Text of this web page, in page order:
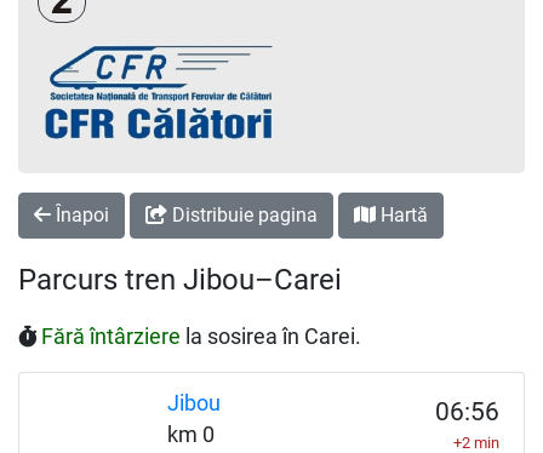
Înapoi Distribuie pagina Hartă
Parcurs tren Jibou–Carei
Fără întârziere la sosirea în Carei.
Jibou
km 0
06:56
+2 min